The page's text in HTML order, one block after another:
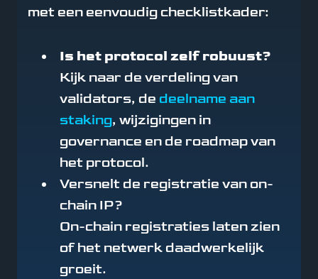
met een eenvoudig checklistkader:
Is het protocol zelf robuust?
Kijk naar de verdeling van
validators, de deelname aan
staking, wijzigingen in
governance en de roadmap van
het protocol.
Versnelt de registratie van on-
chain IP?
On-chain registraties laten zien
of het netwerk daadwerkelijk
groeit.